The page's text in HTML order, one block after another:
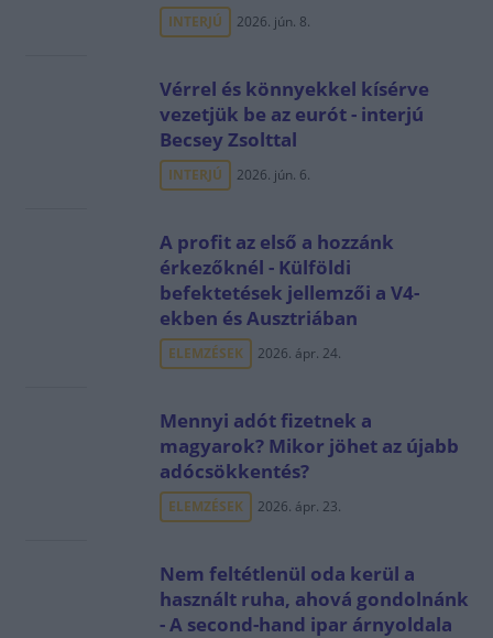
INTERJÚ 2026. jún. 8.
Vérrel és könnyekkel kísérve
vezetjük be az eurót - interjú
Becsey Zsolttal
INTERJÚ 2026. jún. 6.
A profit az első a hozzánk
érkezőknél - Külföldi
befektetések jellemzői a V4-
ekben és Ausztriában
ELEMZÉSEK 2026. ápr. 24.
Mennyi adót fizetnek a
magyarok? Mikor jöhet az újabb
adócsökkentés?
ELEMZÉSEK 2026. ápr. 23.
Nem feltétlenül oda kerül a
használt ruha, ahová gondolnánk
- A second-hand ipar árnyoldala